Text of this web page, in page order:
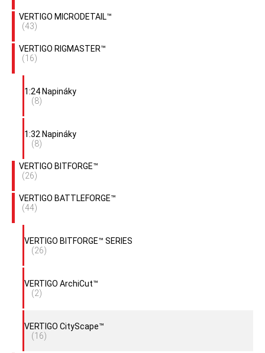
VERTIGO MICRODETAIL™
(43)
VERTIGO RIGMASTER™
(16)
1:24 Napináky
(8)
1:32 Napináky
(8)
VERTIGO BITFORGE™
(26)
VERTIGO BATTLEFORGE™
(44)
VERTIGO BITFORGE™ SERIES
(26)
VERTIGO ArchiCut™
(2)
VERTIGO CityScape™
(16)